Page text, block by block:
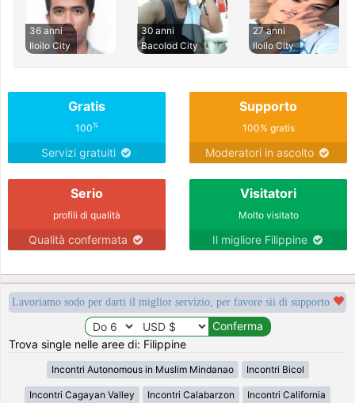
36 anni
Iloilo City
30 anni
Bacolod City
27 anni
Iloilo City
Gratis
100%
Servizi gratuiti
Supporto
100% gratis
Moderatori in ascolto
Serio
profili di qualità
Qualità confermata
Visitatori
Molto visitato
Il migliore Filippine
Lavoriamo sodo per darti il miglior servizio, per favore sii di supporto
Trova single nelle aree di: Filippine
Incontri Autonomous in Muslim Mindanao Incontri Bicol
Incontri Cagayan Valley Incontri Calabarzon Incontri California